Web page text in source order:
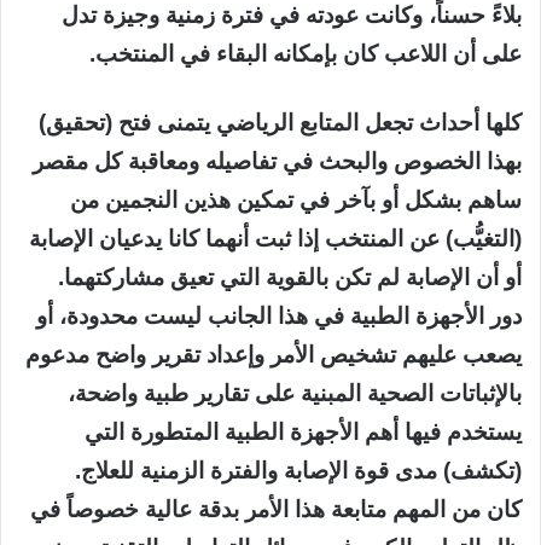
بلاءً حسناً، وكانت عودته في فترة زمنية وجيزة تدل
على أن اللاعب كان بإمكانه البقاء في المنتخب.
كلها أحداث تجعل المتابع الرياضي يتمنى فتح (تحقيق)
بهذا الخصوص والبحث في تفاصيله ومعاقبة كل مقصر
ساهم بشكل أو بآخر في تمكين هذين النجمين من
(التغيُّب) عن المنتخب إذا ثبت أنهما كانا يدعيان الإصابة
أو أن الإصابة لم تكن بالقوية التي تعيق مشاركتهما.
دور الأجهزة الطبية في هذا الجانب ليست محدودة، أو
يصعب عليهم تشخيص الأمر وإعداد تقرير واضح مدعوم
بالإثباتات الصحية المبنية على تقارير طبية واضحة،
يستخدم فيها أهم الأجهزة الطبية المتطورة التي
(تكشف) مدى قوة الإصابة والفترة الزمنية للعلاج.
كان من المهم متابعة هذا الأمر بدقة عالية خصوصاً في